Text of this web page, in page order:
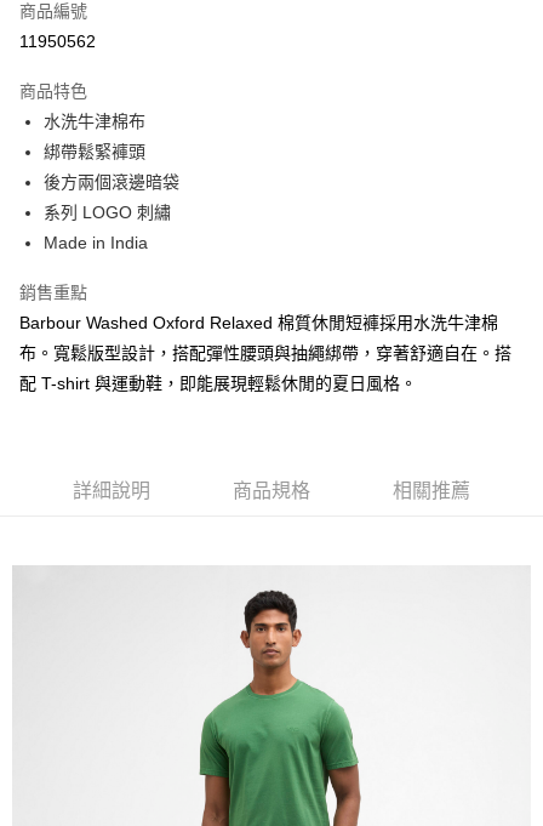
信用卡分期付款
合作金庫商業銀行
華南商業銀行
上海商業儲蓄銀行
國泰世華商業銀行
臺灣中小企業銀行
元大商業銀行
台新國際商業銀行
中國信託商業銀行
台灣樂天信用卡公司
LINE Pay
Apple Pay
街口支付
悠遊付
Google Pay
全盈+PAY
AFTEE先享後付
便利好安心！
１．簡單：不需註冊會員、不需綁卡、不需儲值。
１．於結帳方式選擇「AFTEE先享後付」後，將跳轉至「AFTEE先享後付」
結帳頁面，進行簡訊認證並確認金額後，即可完成結帳。
２．訂單成立數日內，您將收到繳費通知簡訊。
３．收到繳費通知簡訊後14天內，點擊此簡訊中的連結，可透過四大超商／
ATM／網路銀行／等多元方式進行付款，方視為交易完成。
※ 請注意：結帳手續完成當下不需立刻繳費，但若您需要取消訂單，請聯絡
購買商品的店家。未經商家同意取消之訂單仍視為有效，需透過AFTEE先享
※ 交易是否成功請以「AFTEE先享後付 」之結帳頁面顯示為準，若有關於
是否繳費成功／繳費後需取消欲退款等相關疑問，請聯繫「AFTEE先享後付
每筆NT$120，滿NT$3,000(含以上)免運費
商品編號
11950562
商品特色
水洗牛津棉布
綁帶鬆緊褲頭
後方兩個滾邊暗袋
系列 LOGO 刺繡
Made in India
銷售重點
Barbour Washed Oxford Relaxed 棉質休閒短褲採用水洗牛津棉
布。寬鬆版型設計，搭配彈性腰頭與抽繩綁帶，穿著舒適自在。搭
配 T-shirt 與運動鞋，即能展現輕鬆休閒的夏日風格。
詳細說明 商品規格 相關推薦